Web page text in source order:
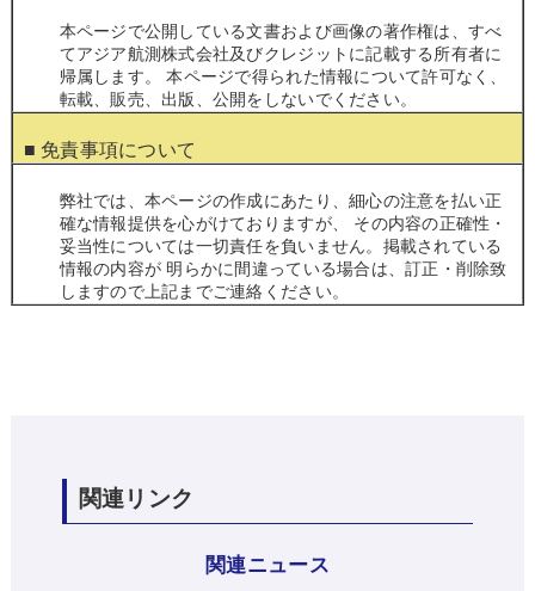
本ページで公開している文書および画像の著作権は、すべ
てアジア航測株式会社及びクレジットに記載する所有者に
帰属します。 本ページで得られた情報について許可なく、
転載、販売、出版、公開をしないでください。
■ 免責事項について
弊社では、本ページの作成にあたり、細心の注意を払い正
確な情報提供を心がけておりますが、 その内容の正確性・
妥当性については一切責任を負いません。掲載されている
情報の内容が 明らかに間違っている場合は、訂正・削除致
しますので上記までご連絡ください。
関連リンク
関連ニュース